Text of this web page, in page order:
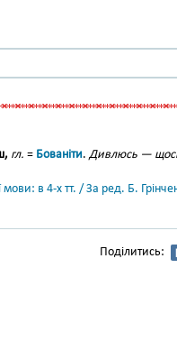
гл. = Бованіти.Дивлюсь —
мови: в 4-х тт. / За ред. Б.
Поділитись: